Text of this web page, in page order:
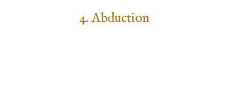
4. Abduction